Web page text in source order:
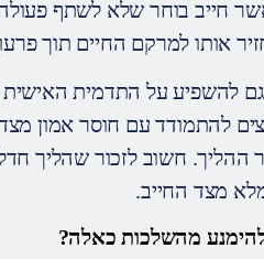
חייב בוחר שלא לשתף פעולה,
אותו למרקם החיים תוך פרעון
גם להשפיע על התדמית
להתמודד עם חוסר אמון
חשוב לזכור שהליך
מצד החייב.
מהשלכות כאלה?